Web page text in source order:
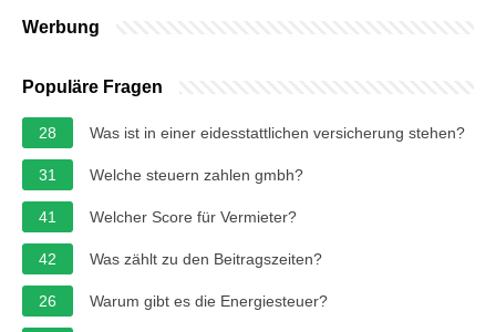
Werbung
Populäre Fragen
28 Was ist in einer eidesstattlichen versicherung stehen?
31 Welche steuern zahlen gmbh?
41 Welcher Score für Vermieter?
42 Was zählt zu den Beitragszeiten?
26 Warum gibt es die Energiesteuer?